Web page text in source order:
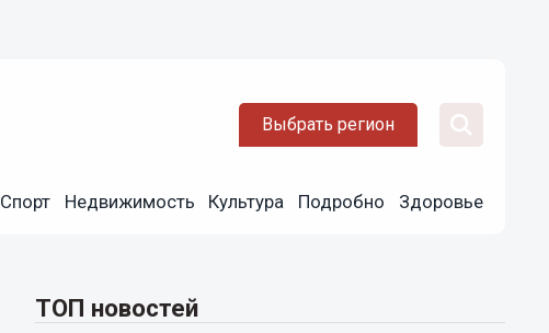
Выбрать регион
Спорт Недвижимость Культура Подробно Здоровье
ТОП новостей